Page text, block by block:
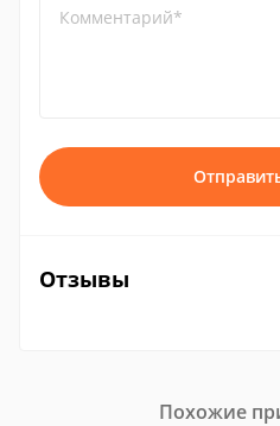
Комментарий*
Отзывы
Похожие